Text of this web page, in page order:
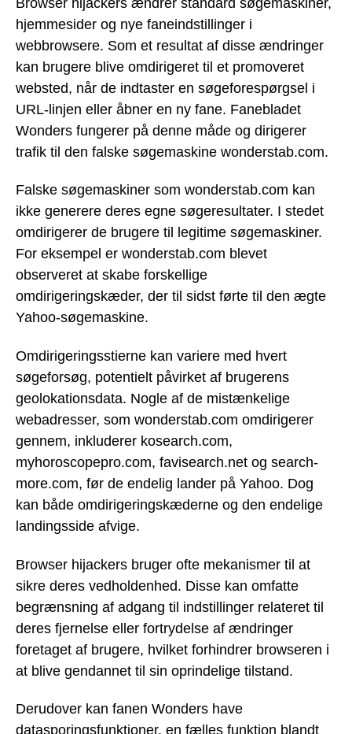
hjemmesider og nye faneindstillinger i
webbrowsere. Som et resultat af disse ændringer
kan brugere blive omdirigeret til et promoveret
websted, når de indtaster en søgeforespørgsel i
URL-linjen eller åbner en ny fane. Fanebladet
Wonders fungerer på denne måde og dirigerer
trafik til den falske søgemaskine wonderstab.com.
Falske søgemaskiner som wonderstab.com kan
ikke generere deres egne søgeresultater. I stedet
omdirigerer de brugere til legitime søgemaskiner.
For eksempel er wonderstab.com blevet
observeret at skabe forskellige
omdirigeringskæder, der til sidst førte til den ægte
Yahoo-søgemaskine.
Omdirigeringsstierne kan variere med hvert
søgeforsøg, potentielt påvirket af brugerens
geolokationsdata. Nogle af de mistænkelige
webadresser, som wonderstab.com omdirigerer
gennem, inkluderer kosearch.com,
myhoroscopepro.com, favisearch.net og search-
more.com, før de endelig lander på Yahoo. Dog
kan både omdirigeringskæderne og den endelige
landingsside afvige.
Browser hijackers bruger ofte mekanismer til at
sikre deres vedholdenhed. Disse kan omfatte
begrænsning af adgang til indstillinger relateret til
deres fjernelse eller fortrydelse af ændringer
foretaget af brugere, hvilket forhindrer browseren i
at blive gendannet til sin oprindelige tilstand.
Derudover kan fanen Wonders have
datasporingsfunktioner, en fælles funktion blandt